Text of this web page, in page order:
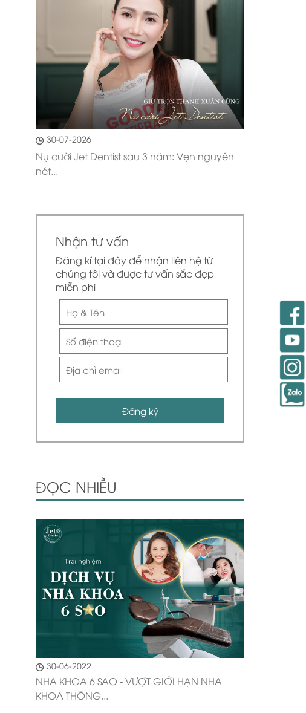
30-07-2026
Nụ cười Jet Dentist sau 3 năm: Vẹn nguyên
nét...
Nhận tư vấn
Đăng kí tại đây để nhận liên hệ từ
chúng tôi và được tư vấn sắc đẹp
miễn phí
Đăng ký
ĐỌC NHIỀU
30-06-2022
NHA KHOA 6 SAO - VƯỢT GIỚI HẠN NHA
KHOA THÔNG...